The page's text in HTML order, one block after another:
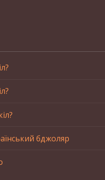
бджоляр